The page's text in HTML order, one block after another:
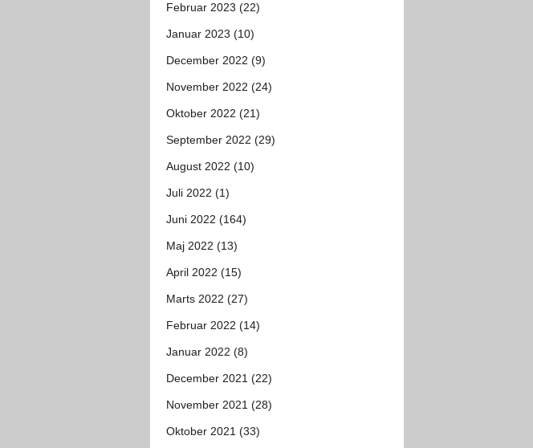
Februar 2023 (22)
Januar 2023 (10)
December 2022 (9)
November 2022 (24)
Oktober 2022 (21)
September 2022 (29)
August 2022 (10)
Juli 2022 (1)
Juni 2022 (164)
Maj 2022 (13)
April 2022 (15)
Marts 2022 (27)
Februar 2022 (14)
Januar 2022 (8)
December 2021 (22)
November 2021 (28)
Oktober 2021 (33)